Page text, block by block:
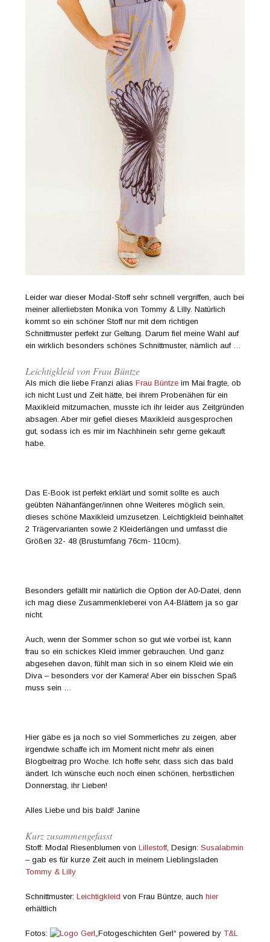
Leider war dieser Modal-Stoff sehr schnell vergriffen, auch bei
meiner allerliebsten Monika von Tommy & Lilly. Natürlich
kommt so ein schöner Stoff nur mit dem richtigen
Schnittmuster perfekt zur Geltung. Darum fiel meine Wahl auf
ein wirklich besonders schönes Schnittmuster, nämlich auf …
Leichtigkleid von Frau Büntze
Als mich die liebe Franzi aliasFrau Büntze im Mai fragte, ob
ich nicht Lust und Zeit hätte, bei ihrem Probenähen für ein
Maxikleid mitzumachen, musste ich ihr leider aus Zeitgründen
absagen. Aber mir gefiel dieses Maxikleid ausgesprochen
gut, sodass ich es mir im Nachhinein sehr gerne gekauft
habe.
Das E-Book ist perfekt erklärt und somit sollte es auch
geübten Nähanfänger/innen ohne Weiteres möglich sein,
dieses schöne Maxikleid umzusetzen. Leichtigkleid beinhaltet
2 Trägervarianten sowie 2 Kleiderlängen und umfasst die
Größen 32- 48 (Brustumfang 76cm- 110cm).
Besonders gefällt mir natürlich die Option der A0-Datei, denn
ich mag diese Zusammenkleberei von A4-Blättern ja so gar
nicht.
Auch, wenn der Sommer schon so gut wie vorbei ist, kann
frau so ein schickes Kleid immer gebrauchen. Und ganz
abgesehen davon, fühlt man sich in so einem Kleid wie ein
Diva – besonders vor der Kamera! Aber ein bisschen Spaß
muss sein …
Hier gäbe es ja noch so viel Sommerliches zu zeigen, aber
irgendwie schaffe ich im Moment nicht mehr als einen
Blogbeitrag pro Woche. Ich hoffe sehr, dass sich das bald
ändert. Ich wünsche euch noch einen schönen, herbstlichen
Donnerstag, ihr Lieben!
Alles Liebe und bis bald! Janine
Kurz zusammengefasst
Stoff: Modal Riesenblumen vonLillestoff, Design:Susalabmin
– gab es für kurze Zeit auch in meinem Lieblingsladen
Tommy & Lilly
Schnittmuster:Leichtigkleid von Frau Büntze, auchhier
erhältlich
Fotos: „Fotogeschichten Gerl“ powered byT&L